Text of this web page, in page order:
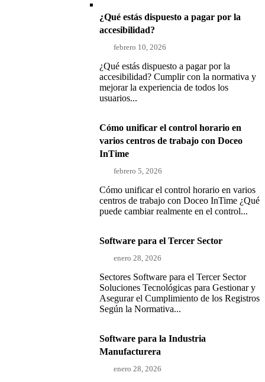
¿Qué estás dispuesto a pagar por la
accesibilidad?
febrero 10, 2026
¿Qué estás dispuesto a pagar por la
accesibilidad? Cumplir con la normativa y
mejorar la experiencia de todos los
usuarios...
Cómo unificar el control horario en
varios centros de trabajo con Doceo
InTime
febrero 5, 2026
Cómo unificar el control horario en varios
centros de trabajo con Doceo InTime ¿Qué
puede cambiar realmente en el control...
Software para el Tercer Sector
enero 28, 2026
Sectores Software para el Tercer Sector
Soluciones Tecnológicas para Gestionar y
Asegurar el Cumplimiento de los Registros
Según la Normativa...
Software para la Industria
Manufacturera
enero 28, 2026